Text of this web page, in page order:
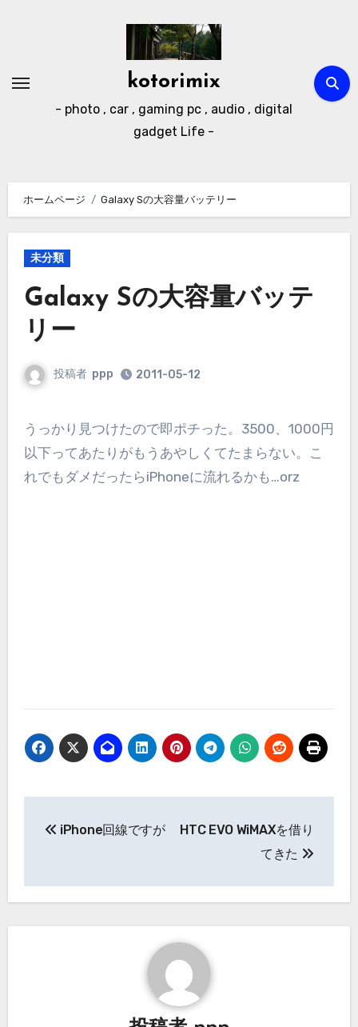
kotorimix
- photo , car , gaming pc , audio , digital
gadget Life -
ホームページ Galaxy Sの大容量バッテリー
未分類
Galaxy Sの大容量バッテ
リー
投稿者 ppp 2011-05-12
うっかり見つけたので即ポチった。3500、1000円
以下ってあたりがもうあやしくてたまらない。こ
れでもダメだったらiPhoneに流れるかも…orz
ビ
iPhone回線ですが
HTC EVO WiMAXを借り
てきた